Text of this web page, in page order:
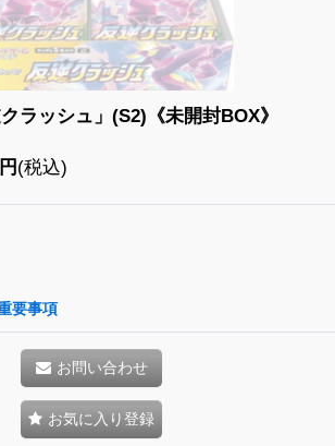
ラッシュ」(S2)《未開封BOX》
円 (税込)
要事項
お問い合わせ
お気に入り登録